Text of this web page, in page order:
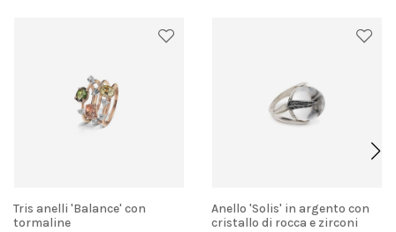
Tris anelli 'Balance' con
tormaline
Anello 'Solis' in argento con
cristallo di rocca e zirconi